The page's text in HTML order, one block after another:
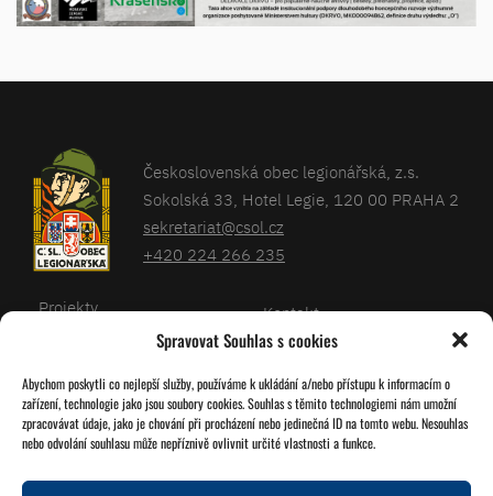
Spravovat Souhlas s cookies
Abychom poskytli co nejlepší služby, používáme k ukládání a/nebo přístupu k informacím o
zařízení, technologie jako jsou soubory cookies. Souhlas s těmito technologiemi nám umožní
zpracovávat údaje, jako je chování při procházení nebo jedinečná ID na tomto webu. Nesouhlas
nebo odvolání souhlasu může nepříznivě ovlivnit určité vlastnosti a funkce.
Československá obec legionářská, z.s.
Sokolská 33, Hotel Legie, 120 00 PRAHA 2
sekretariat@csol.cz
+420 224 266 235
Projekty
Kalendář
O nás
Kontakt
Databáze legionářů
Pro členy
Zásady cookies